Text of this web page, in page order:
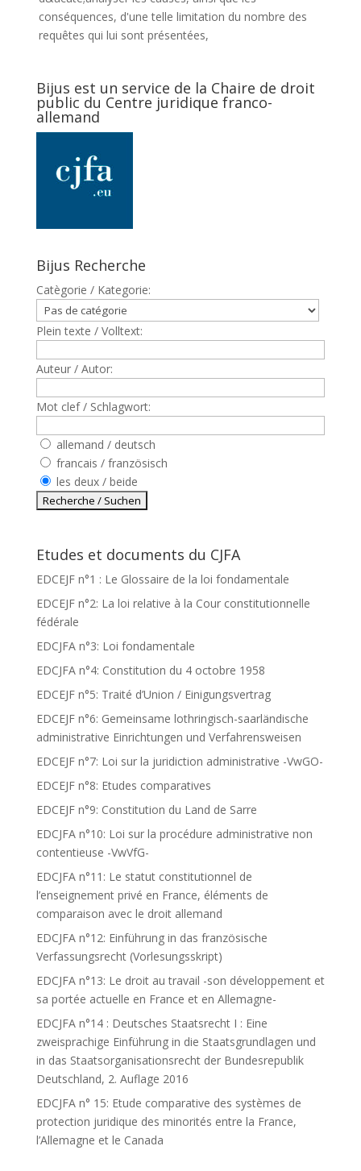
conséquences, d'une telle limitation du nombre des
requêtes qui lui sont présentées,
Bijus est un service de la Chaire de droit
public du Centre juridique franco-
allemand
Bijus Recherche
Catègorie / Kategorie:
Plein texte / Volltext:
Auteur / Autor:
Mot clef / Schlagwort:
allemand / deutsch
francais / französisch
les deux / beide
Etudes et documents du CJFA
EDCEJF n°1 : Le Glossaire de la loi fondamentale
EDCEJF n°2: La loi relative à la Cour constitutionnelle
fédérale
EDCJFA n°3: Loi fondamentale
EDCJFA n°4: Constitution du 4 octobre 1958
EDCEJF n°5: Traité d’Union / Einigungsvertrag
EDCEJF n°6: Gemeinsame lothringisch-saarländische
administrative Einrichtungen und Verfahrensweisen
EDCEJF n°7: Loi sur la juridiction administrative -VwGO-
EDCEJF n°8: Etudes comparatives
EDCEJF n°9: Constitution du Land de Sarre
EDCJFA n°10: Loi sur la procédure administrative non
contentieuse -VwVfG-
EDCJFA n°11: Le statut constitutionnel de
l’enseignement privé en France, éléments de
comparaison avec le droit allemand
EDCJFA n°12: Einführung in das französische
Verfassungsrecht (Vorlesungsskript)
EDCJFA n°13: Le droit au travail -son développement et
sa portée actuelle en France et en Allemagne-
EDCJFA n°14 : Deutsches Staatsrecht I : Eine
zweisprachige Einführung in die Staatsgrundlagen und
in das Staatsorganisationsrecht der Bundesrepublik
Deutschland, 2. Auflage 2016
EDCJFA n° 15: Etude comparative des systèmes de
protection juridique des minorités entre la France,
l’Allemagne et le Canada